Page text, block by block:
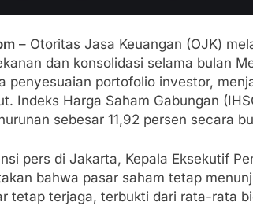
– Otoritas Jasa Keuangan (OJK)
dan konsolidasi selama bulan
penyesuaian portofolio investor,
Indeks Harga Saham Gabungan
sebesar 11,92 persen secara
pers di Jakarta, Kepala Eksekutif
bahwa pasar saham tetap
tetap terjaga, terbukti dari rata-rata